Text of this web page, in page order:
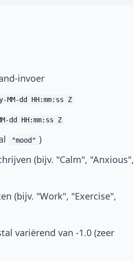
invoer
MM-dd HH:mm:ss Z
dd HH:mm:ss Z
"mood" )
(bijv. "Calm", "Anxious",
(bijv. "Work", "Exercise",
variërend van -1.0 (zeer